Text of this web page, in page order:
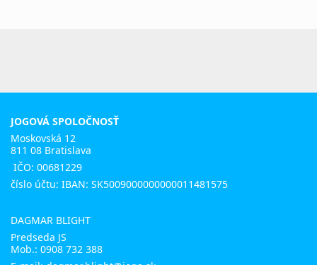
JOGOVÁ SPOLOČNOSŤ
Moskovská 12
811 08 Bratislava
IČO: 00681229
číslo účtu: IBAN: SK5009000000000011481575
DAGMAR BLIGHT
Predseda JS
Mob.: 0908 732 388